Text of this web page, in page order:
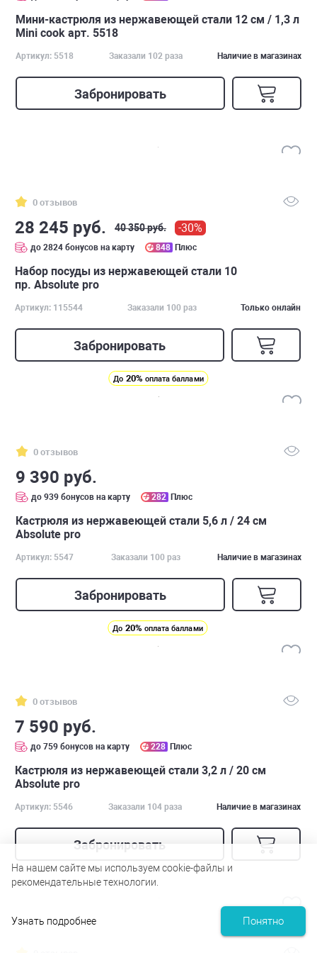
Мини-кастрюля из нержавеющей стали 12 см / 1,3 л
Mini cook арт. 5518
Артикул: 5518 Заказали 102 раза Наличие в магазинах
Забронировать
0 отзывов
28 245 руб. 40 350 руб. -30%
до 2824 бонусов на карту 848 Плюс
Набор посуды из нержавеющей стали 10
пр. Absolute pro
Артикул: 115544 Заказали 100 раз Только онлайн
Забронировать
До 20% оплата баллами
0 отзывов
9 390 руб.
до 939 бонусов на карту 282 Плюс
Кастрюля из нержавеющей стали 5,6 л / 24 см
Absolute pro
Артикул: 5547 Заказали 100 раз Наличие в магазинах
Забронировать
До 20% оплата баллами
0 отзывов
7 590 руб.
до 759 бонусов на карту 228 Плюс
Кастрюля из нержавеющей стали 3,2 л / 20 см
Absolute pro
Артикул: 5546 Заказали 104 раза Наличие в магазинах
Забронировать
На нашем сайте мы используем cookie-файлы и
рекомендательные технологии.
Узнать подробнее Понятно